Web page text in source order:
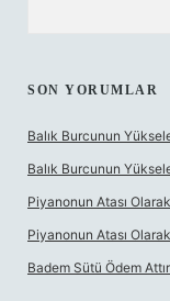
SON YORUMLAR
Balık Burcunun
Balık Burcunun
Piyanonun Atası
Piyanonun Atası
Badem Sütü Ödem